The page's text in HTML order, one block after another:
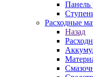
Панель
Расходные
Назад